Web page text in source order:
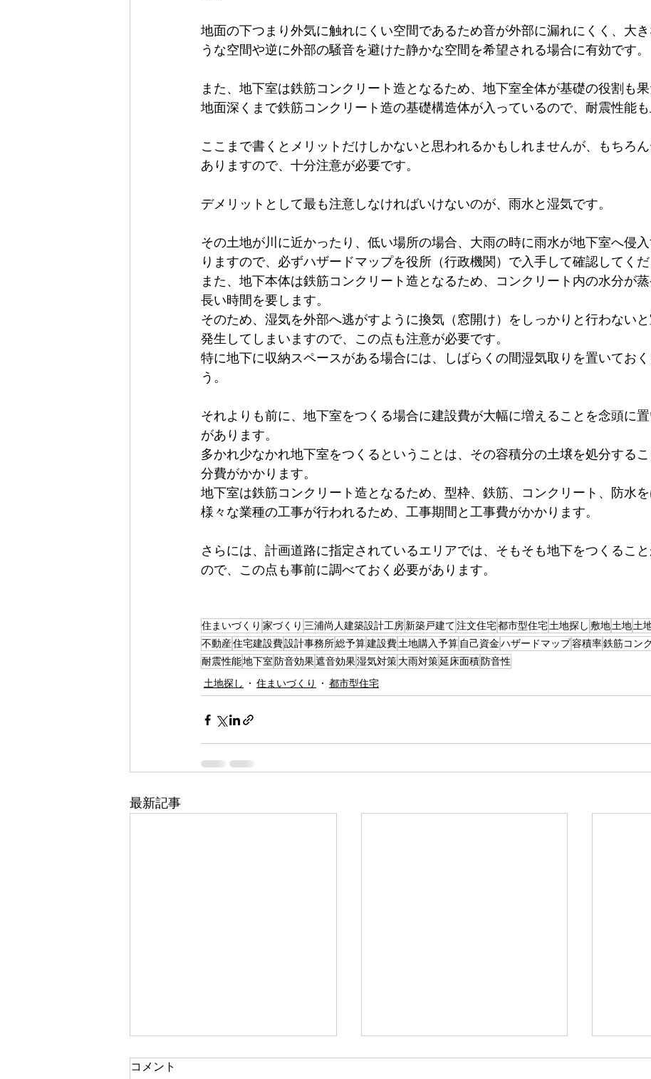
地面の下つまり外気に触れにくい空間であるため音が外部に漏れにくく、大
うな空間や逆に外部の騒音を避けた静かな空間を希望される場合に有効です。
また、地下室は鉄筋コンクリート造となるため、地下室全体が基礎の役割も果
地面深くまで鉄筋コンクリート造の基礎構造体が入っているので、耐震性能も
ここまで書くとメリットだけしかないと思われるかもしれませんが、もちろ
ありますので、十分注意が必要です。
デメリットとして最も注意しなければいけないのが、雨水と湿気です。
その土地が川に近かったり、低い場所の場合、大雨の時に雨水が地下室へ侵
りますので、必ずハザードマップを役所（行政機関）で入手して確認してくだ
また、地下本体は鉄筋コンクリート造となるため、コンクリート内の水分が
長い時間を要します。
そのため、湿気を外部へ逃がすように換気（窓開け）をしっかりと行わない
発生してしまいますので、この点も注意が必要です。
特に地下に収納スペースがある場合には、しばらくの間湿気取りを置いてお
う。
それよりも前に、地下室をつくる場合に建設費が大幅に増えることを念頭に
があります。
多かれ少なかれ地下室をつくるということは、その容積分の土壌を処分する
分費がかかります。
地下室は鉄筋コンクリート造となるため、型枠、鉄筋、コンクリート、防水
様々な業種の工事が行われるため、工事期間と工事費がかかります。
さらには、計画道路に指定されているエリアでは、そもそも地下をつくるこ
ので、この点も事前に調べておく必要があります。
住まいづくり 家づくり 三浦尚人建築設計工房新築戸建て注文住宅都市型住宅土地探し 敷地土地土
不動産住宅建設費設計事務所総予算建設費土地購入予算 自己資金ハザードマップ容積率鉄筋コン
耐震性能地下室 防音効果遮音効果湿気対策大雨対策延床面積防音性
土地探し
住まいづくり 都市型住宅
最新記事
コメント